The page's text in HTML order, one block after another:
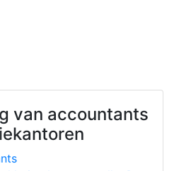
van accountants